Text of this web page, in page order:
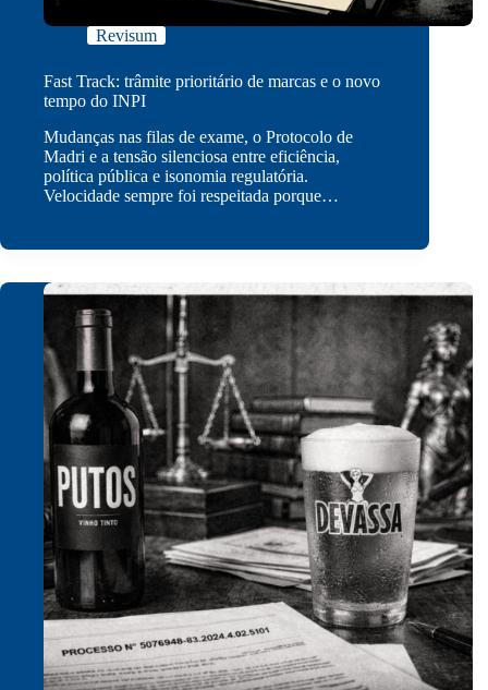
Revisum
Fast Track: trâmite prioritário de marcas e o novo
tempo do INPI
Mudanças nas filas de exame, o Protocolo de
Madri e a tensão silenciosa entre eficiência,
política pública e isonomia regulatória.
Velocidade sempre foi respeitada porque…